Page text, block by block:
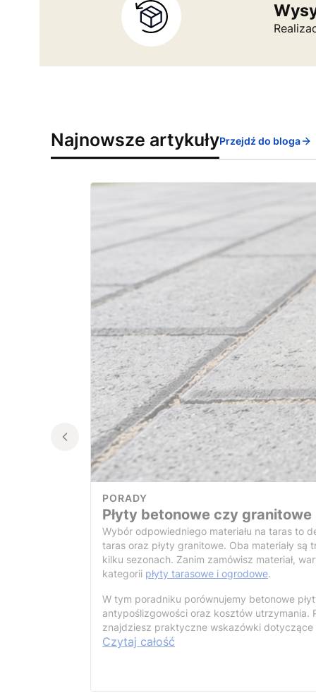
Najnowsze artykułyPrzejdź do bloga
PORADY
Płyty betonowe czy
Wybór odpowiedniego materiału na taras to
taras oraz płyty granitowe. Oba materiały
kilku sezonach. Zanim zamówisz materiał,
kategorii płyty tarasowe i ogrodowe.
W tym poradniku porównujemy betonowe
antypoślizgowości oraz kosztów
znajdziesz praktyczne wskazówki dotyczące
Czytaj całość